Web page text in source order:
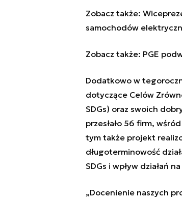
Zobacz także:
samochodów
Zobacz także: PGE
Dodatkowo w
dotyczące Celów
SDGs) oraz swoich
przesłało 56 firm,
tym także projekt
długoterminowość
SDGs i wpływ działań
„Docenienie naszych